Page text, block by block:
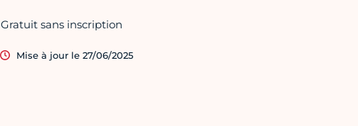
Gratuit sans inscription
Mise à jour le 27/06/2025